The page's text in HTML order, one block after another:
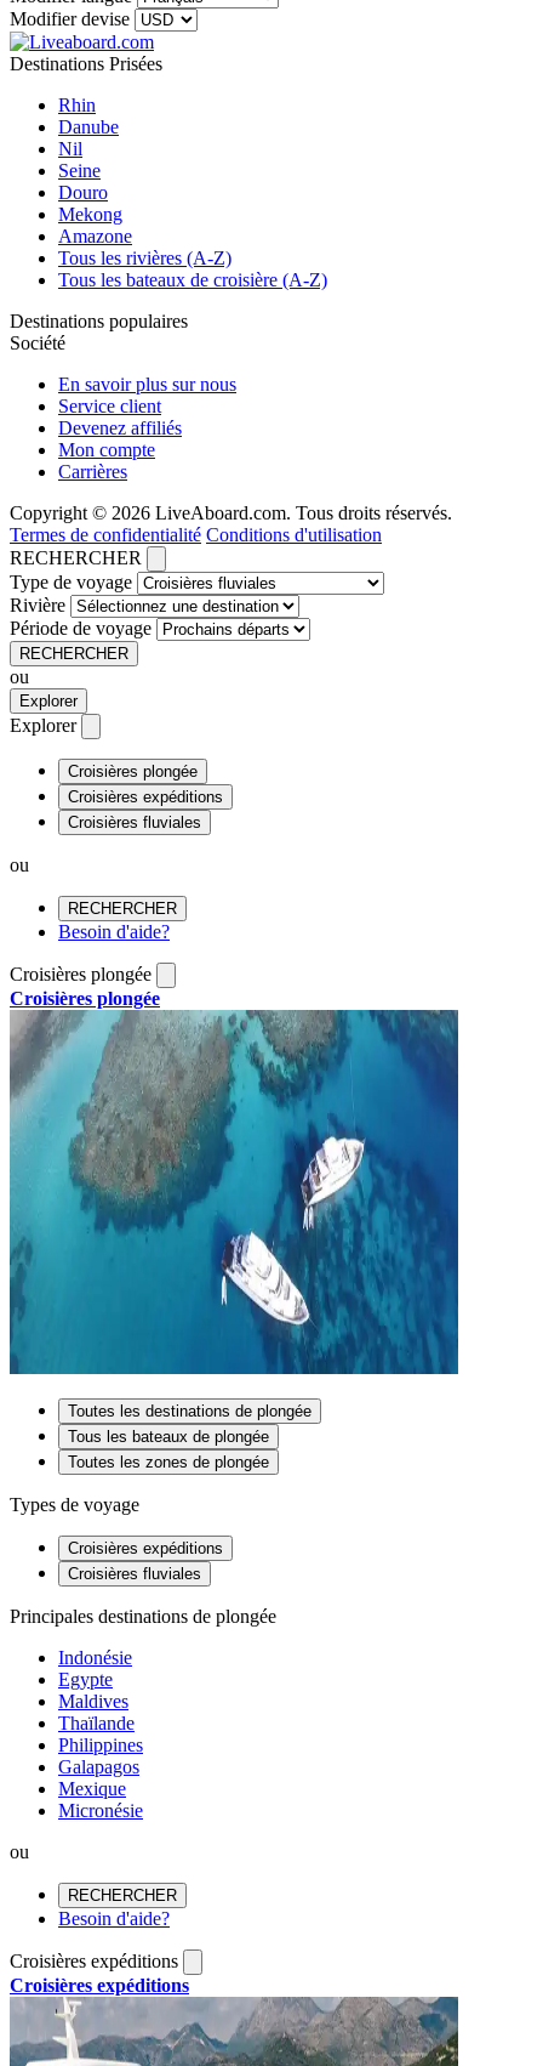
Modifier devise
Destinations Prisées
Rhin
Danube
Nil
Seine
Douro
Mekong
Amazone
Tous les rivières (A-Z)
Tous les bateaux de croisière (A-Z)
Destinations populaires
Société
En savoir plus sur nous
Service client
Devenez affiliés
Mon compte
Carrières
Copyright © 2026 LiveAboard.com. Tous droits réservés.
Termes de confidentialité Conditions d'utilisation
RECHERCHER
Type de voyage
Rivière
Période de voyage
RECHERCHER
ou
Explorer
Explorer
Croisières plongée
Croisières expéditions
Croisières fluviales
ou
RECHERCHER
Besoin d'aide?
Croisières plongée
Croisières plongée
Toutes les destinations de plongée
Tous les bateaux de plongée
Toutes les zones de plongée
Types de voyage
Croisières expéditions
Croisières fluviales
Principales destinations de plongée
Indonésie
Egypte
Maldives
Thaïlande
Philippines
Galapagos
Mexique
Micronésie
ou
RECHERCHER
Besoin d'aide?
Croisières expéditions
Croisières expéditions